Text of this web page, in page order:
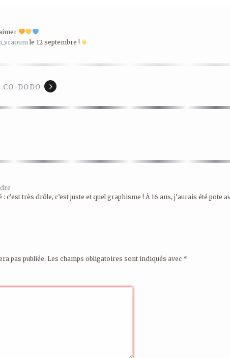
le 12 septembre !
CO-DODO
c’est très drôle, c’est juste et quel graphisme ! À 16 ans, j’aurais été pote
pas publiée. Les champs obligatoires sont indiqués avec *